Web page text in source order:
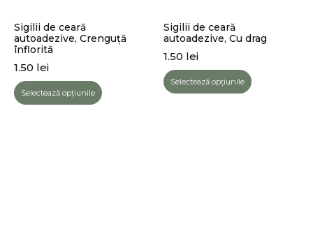
Sigilii de ceară
autoadezive, Crenguță
înflorită
1.50 lei
Selectează opțiunile
Sigilii de ceară
autoadezive, Cu drag
1.50 lei
Selectează opțiunile